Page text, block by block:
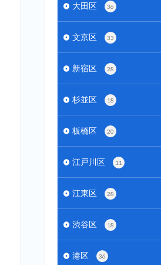
大田区 36
文京区 33
新宿区 28
杉並区 18
板橋区 20
江戸川区 11
江東区 28
渋谷区 18
港区 36